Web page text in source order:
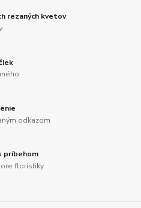
rezaných kvetov
odkazom
príbehom
floristiky